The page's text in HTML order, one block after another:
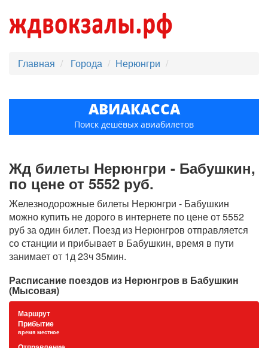
Главная Города Нерюнгри
АВИАКАССА
Поиск дешёвых авиабилетов
Жд билеты Нерюнгри - Бабушкин,
по цене от 5552 руб.
Железнодорожные билеты Нерюнгри - Бабушкин
можно купить не дорого в интернете по цене от 5552
руб за один билет. Поезд из Нерюнгров отправляется
со станции и прибывает в Бабушкин, время в пути
занимает от 1д 23ч 35мин.
Расписание поездов из Нерюнгров в Бабушкин
(Мысовая)
Маршрут
Прибытие
время местное